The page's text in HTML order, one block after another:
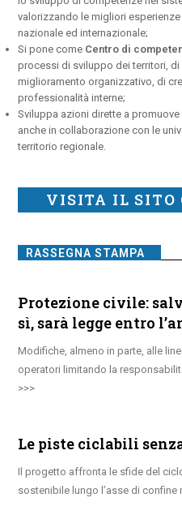
valorizzando le migliori
nazionale ed internazionale;
Si pone come Centro di
processi di sviluppo dei territori,
miglioramento organizzativo, di
professionalità interne;
Sviluppa azioni dirette a promuove
anche in collaborazione con le
territorio regionale.
VISITA IL SITO
RASSEGNA STAMPA
Protezione civile:
sì, sarà legge entro
Modifiche, almeno in parte, alle
operatori limitando la
Le piste ciclabili
Il progetto affronta le sfide del
sostenibile lungo l’asse di confine